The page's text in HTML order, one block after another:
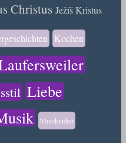
Christus Ježíš Kristus
Kochen
Liebe
Musikvideo